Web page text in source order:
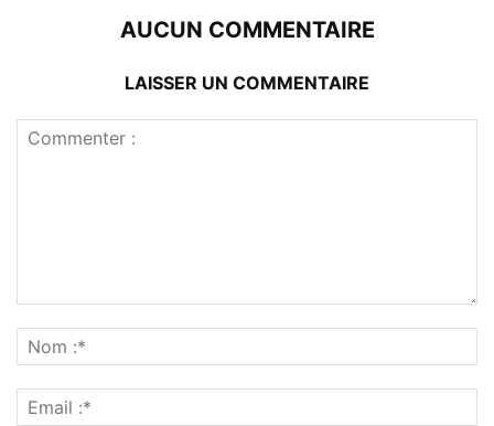
AUCUN COMMENTAIRE
LAISSER UN COMMENTAIRE